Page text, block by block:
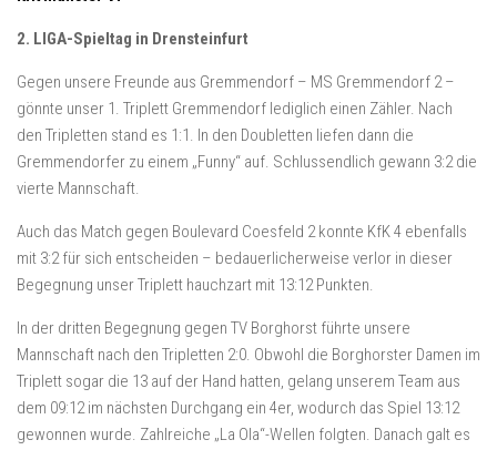
2. LIGA-Spieltag in Drensteinfurt
Gegen unsere Freunde aus Gremmendorf – MS Gremmendorf 2 –
gönnte unser 1. Triplett Gremmendorf lediglich einen Zähler. Nach
den Tripletten stand es 1:1. In den Doubletten liefen dann die
Gremmendorfer zu einem „Funny“ auf. Schlussendlich gewann 3:2 die
vierte Mannschaft.
Auch das Match gegen Boulevard Coesfeld 2 konnte KfK 4 ebenfalls
mit 3:2 für sich entscheiden – bedauerlicherweise verlor in dieser
Begegnung unser Triplett hauchzart mit 13:12 Punkten.
In der dritten Begegnung gegen TV Borghorst führte unsere
Mannschaft nach den Tripletten 2:0. Obwohl die Borghorster Damen im
Triplett sogar die 13 auf der Hand hatten, gelang unserem Team aus
dem 09:12 im nächsten Durchgang ein 4er, wodurch das Spiel 13:12
gewonnen wurde. Zahlreiche „La Ola“-Wellen folgten. Danach galt es